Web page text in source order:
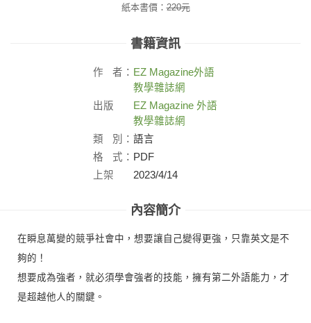
紙本書價：220元
書籍資訊
作 者： EZ Magazine外語
教學雜誌網
出版
EZ Magazine 外語
教學雜誌網
類
別： 語言
格
式： PDF
上架
2023/4/14
內容簡介
在瞬息萬變的競爭社會中，想要讓自己變得更強，只靠英文是不
夠的！
想要成為強者，就必須學會強者的技能，擁有第二外語能力，才
是超越他人的關鍵。